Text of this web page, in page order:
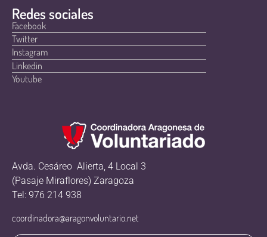
Redes sociales
Facebook
Twitter
Instagram
Linkedin
Youtube
Avda. Cesáreo Alierta, 4 Local 3
(Pasaje Miraflores) Zaragoza
Tel: 976 214 938
coordinadora@aragonvoluntario.net